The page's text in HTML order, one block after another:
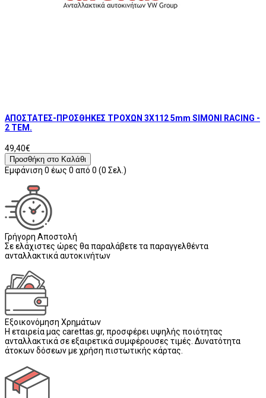
ΑΠΟΣΤΑΤΕΣ-ΠΡΟΣΘΗΚΕΣ ΤΡΟΧΩΝ 3X112 5mm SIMONI RACING -
2 TEM.
49,40€
Προσθήκη στο Καλάθι
Εμφάνιση 0 έως 0 από 0 (0 Σελ.)
Γρήγορη Αποστολή
Σε ελάχιστες ώρες θα παραλάβετε τα παραγγελθέντα
ανταλλακτικά αυτοκινήτων
Εξοικονόμηση Χρημάτων
Η εταιρεία μας carettas.gr, προσφέρει υψηλής ποιότητας
ανταλλακτικά σε εξαιρετικά συμφέρουσες τιμές. Δυνατότητα
άτοκων δόσεων με χρήση πιστωτικής κάρτας.